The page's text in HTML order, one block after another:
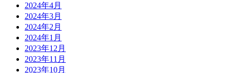
2024年4月
2024年3月
2024年2月
2024年1月
2023年12月
2023年11月
2023年10月